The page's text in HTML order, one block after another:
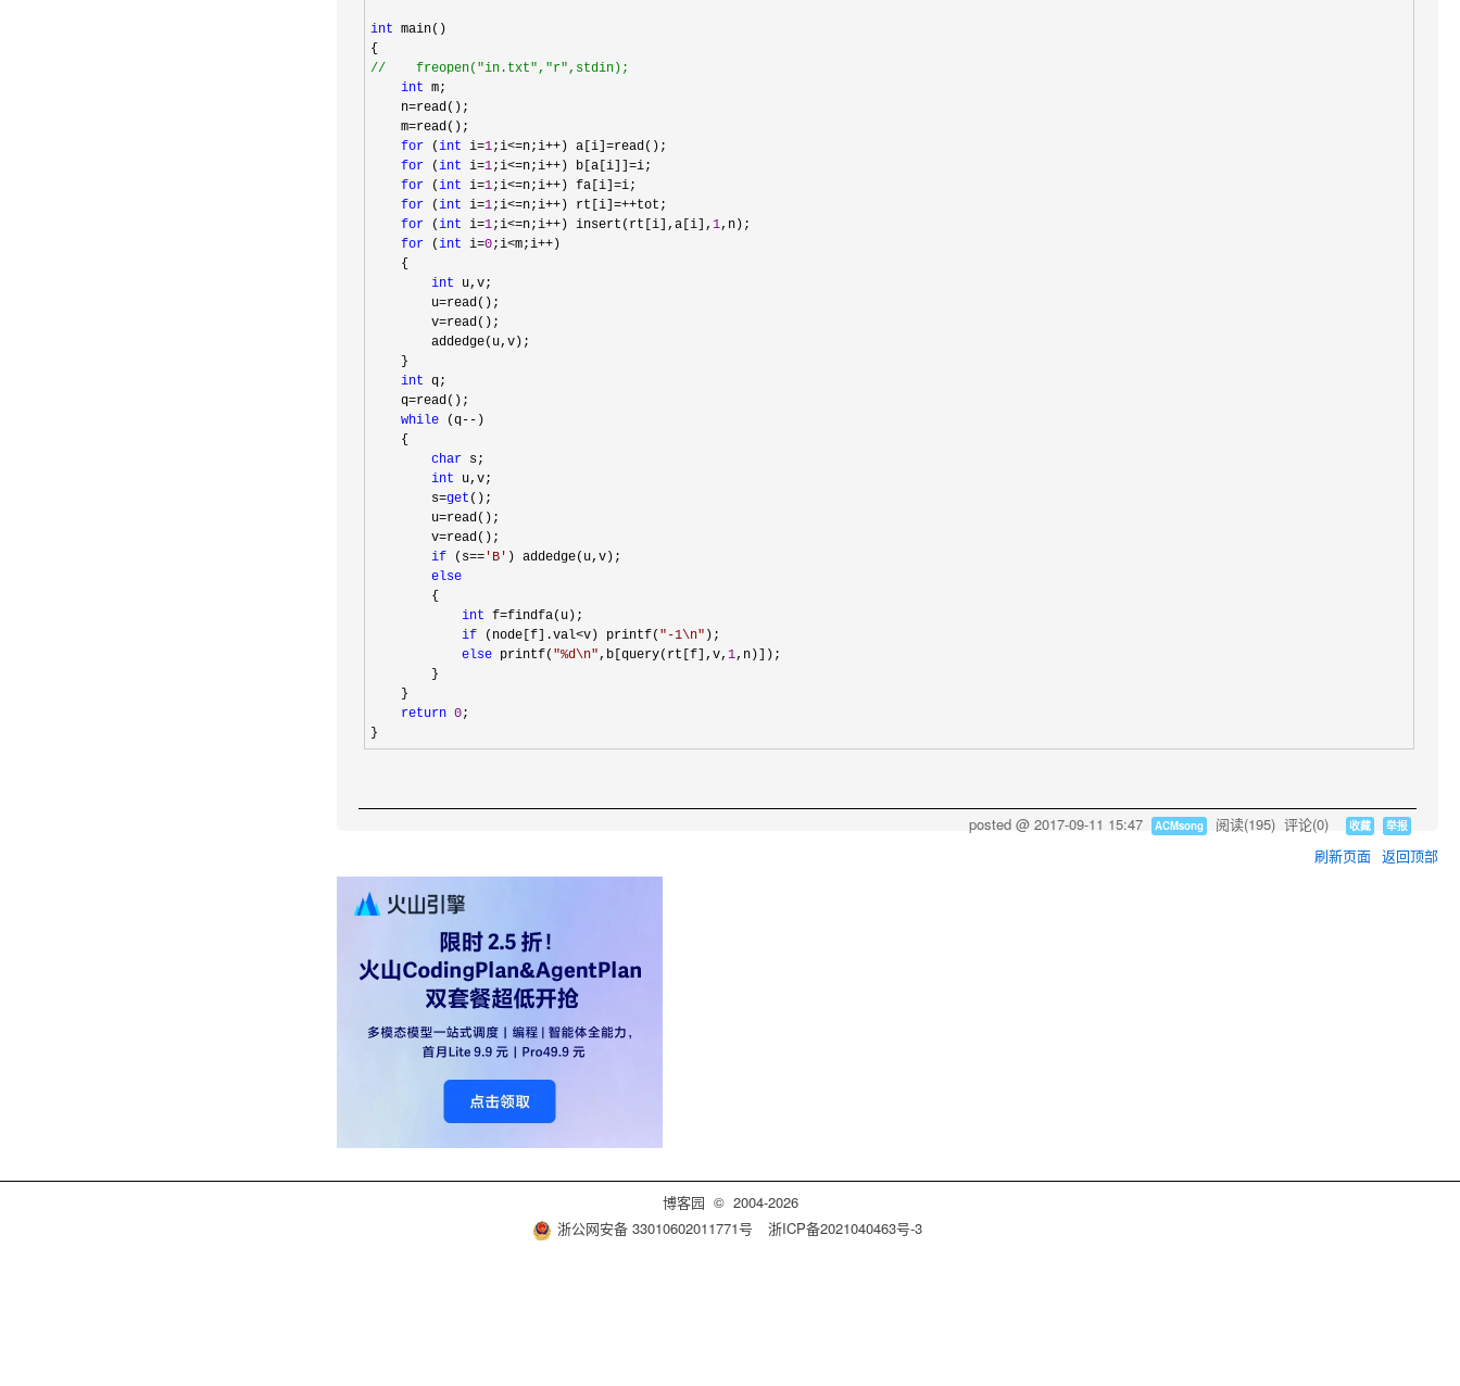
int main()
//
    freopen("in.txt","r",stdin);
int m;
    n
=read();
    m
=read();
for (int i=1;i<=n;i++) a[i]=read();
for (int i=1;i<=n;i++) b[a[i]]=i;
for (int i=1;i<=n;i++) fa[i]=i;
for (int i=1;i<=n;i++) rt[i]=++tot;
for (int i=1;i<=n;i++) insert(rt[i],a[i], 1,n);
for (int i=0;i<m;i++ )
    {
int u,v;
        u
=read();
        v
=read();
        addedge(u,v);
    }
int q;
    q
=read();
while (q-- )
    {
char s;
int u,v;
        s
=get ();
        u
=read();
        v
=read();
if (s== ' B ' ) addedge(u,v);
else
        {
int f=findfa(u);
if (node[f].val<v) printf( " -1\n" );
else printf( "%d\n",b[query(rt[f],v, 1,n)]);
        }
    }
return 0;
}
posted @ 2017-09-11 15:47 ACMsong 阅读(195) 评论(0) 收藏 举报
刷新页面 返回顶部
博客园 © 2004-2026
浙公网安备 33010602011771号
浙ICP备2021040463号-3